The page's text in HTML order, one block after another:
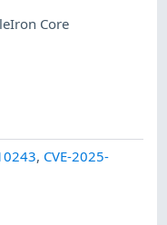
Core
, CVE-2025-